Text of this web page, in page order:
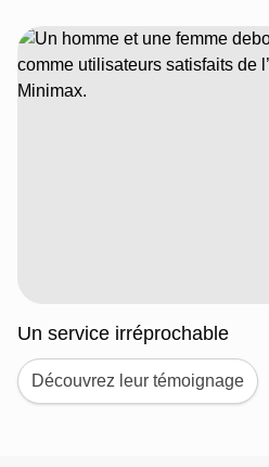
Un service irréprochable
Découvrez leur témoignage